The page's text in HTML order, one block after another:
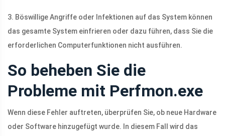
3. Böswillige Angriffe oder Infektionen auf das System können
das gesamte System einfrieren oder dazu führen, dass Sie die
erforderlichen Computerfunktionen nicht ausführen.
So beheben Sie die
Probleme mit Perfmon.exe
Wenn diese Fehler auftreten, überprüfen Sie, ob neue Hardware
oder Software hinzugefügt wurde. In diesem Fall wird das